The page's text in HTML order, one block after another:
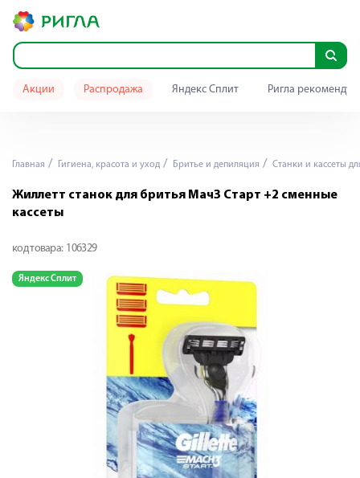
Акции Распродажа Яндекс Сплит Ригла
Главная Гигиена, красота и уход Бритье и депиляция Станки и кассеты
Жиллетт станок для бритья Мач3 Старт +2 сменные
кассеты
код товара: 106329
Яндекс Сплит